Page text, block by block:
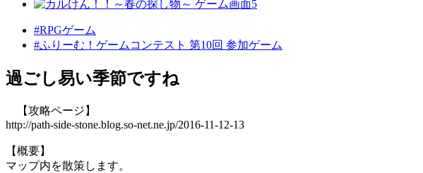
#RPGゲーム
#ふりーむ！ゲームコンテスト 第10回 参加ゲーム
過ごし易い季節ですね
【攻略ページ】
http://path-side-stone.blog.so-net.ne.jp/2016-11-12-13
【概要】
マップ内を散策します。